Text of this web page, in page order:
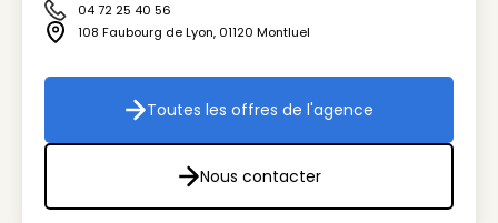
Icône téléphone
04 72 25 40 56
Icône adresse
108 Faubourg de Lyon, 01120 Montluel
Toutes les offres de l'agence
Toutes les offres de l'agence
Nous contacter
Nous contacter